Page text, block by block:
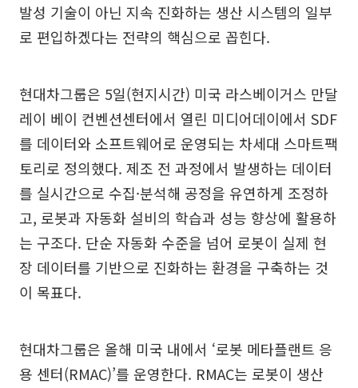
발성 기술이 아닌 지속 진화하는 생산 시스템의 일부
로 편입하겠다는 전략의 핵심으로 꼽힌다.
현대차그룹은 5일(현지시간) 미국 라스베이거스 만달
레이 베이 컨벤션센터에서 열린 미디어데이에서 SDF
를 데이터와 소프트웨어로 운영되는 차세대 스마트팩
토리로 정의했다. 제조 전 과정에서 발생하는 데이터
를 실시간으로 수집·분석해 공정을 유연하게 조정하
고, 로봇과 자동화 설비의 학습과 성능 향상에 활용하
는 구조다. 단순 자동화 수준을 넘어 로봇이 실제 현
장 데이터를 기반으로 진화하는 환경을 구축하는 것
이 목표다.
현대차그룹은 올해 미국 내에서 ‘로봇 메타플랜트 응
용 센터(RMAC)’를 운영한다. RMAC는 로봇이 생산